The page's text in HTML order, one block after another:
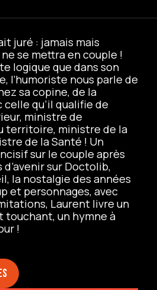
juré : jamais mais
se mettra en couple !
logique que dans son
l’humoriste nous parle de
sa copine, de la
qu’il qualifie de
ministre de
territoire, ministre de la
de la Santé ! Un
sur le couple après
sur Doctolib,
la nostalgie des années
et personnages, avec
Laurent livre un
un hymne à
!